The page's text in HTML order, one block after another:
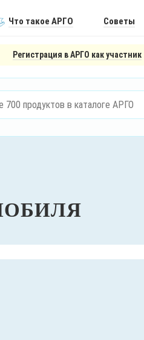
Что такое АРГО Советы
Регистрация в АРГО как участник